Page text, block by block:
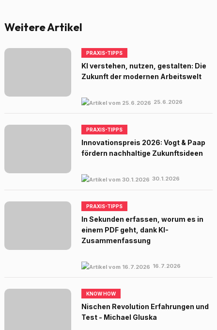
Weitere Artikel
PRAXIS-TIPPS
KI verstehen, nutzen, gestalten: Die
Zukunft der modernen Arbeitswelt
25.6.2026
PRAXIS-TIPPS
Innovationspreis 2026: Vogt & Paap
fördern nachhaltige Zukunftsideen
30.1.2026
PRAXIS-TIPPS
In Sekunden erfassen, worum es in
einem PDF geht, dank KI-
Zusammenfassung
16.7.2026
KNOW HOW
Nischen Revolution Erfahrungen und
Test - Michael Gluska